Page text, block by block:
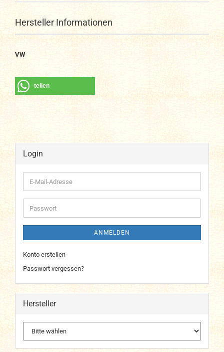
Hersteller Informationen
VW
teilen
Login
E-
Mail-
Adresse
Passwort
ANMELDEN
Konto erstellen
Passwort vergessen?
Hersteller